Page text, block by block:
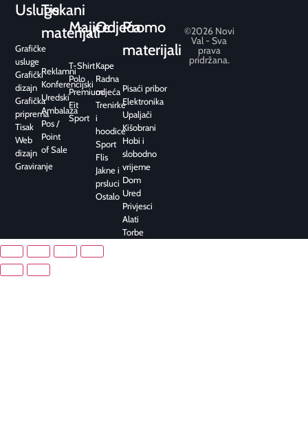
Usluge
Grafičke
usluge
Grafički
dizajn
Grafička
priprema
Tisak
Web
dizajn
Graviranje
Tiskani
materijali
Reklamni
Konferencijski
Uredski
Ambalaža
Pos /
Point
of Sale
Majice
T-Shirt
Polo
Premium
Fit
Sport
Odjeća
Kape
Radna
odjeća
Trenirke
i
hoodice
Sport
Flis
Jakne i
prsluci
Ostalo
Promo
materijali
Pisaći pribor
Elektronika
Upaljači
Kišobrani
Hobi i
slobodno
vrijeme
Dom
Ured
Privjesci
Alati
Torbe
©2026 Novi
Val - Sva
prava
pridržana.